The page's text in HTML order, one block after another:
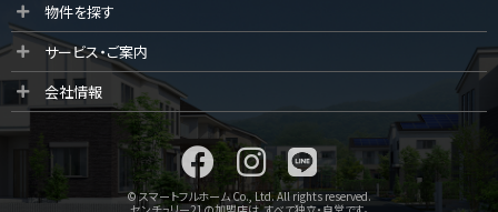
海老名駅
リビングダイニング部分の床暖房完備 車並列2台駐…
物件を探す
サービス・ご案内
会社情報
© スマートフルホーム Co., Ltd. All rights reserved.